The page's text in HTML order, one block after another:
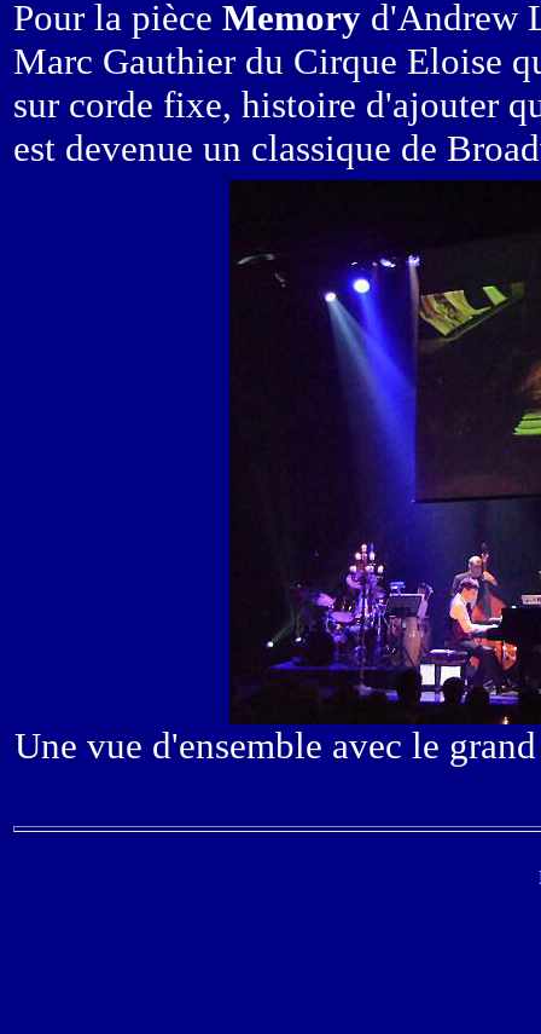
Pour la pièce Memory d'Andrew
Marc Gauthier du Cirque Eloise
sur corde fixe, histoire d'ajouter
est devenue un classique de
Une vue d'ensemble avec le